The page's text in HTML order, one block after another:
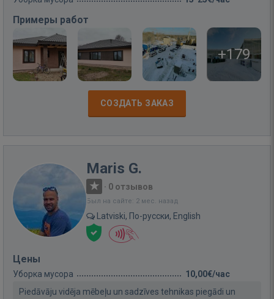
Примеры работ
+179
СОЗДАТЬ ЗАКАЗ
Maris G.
· 0 отзывов
Был на сайте: 2 мес. назад
Latviski, По-русски, English
Цены
Уборка мусора
10,00€/час
Piedāvāju vidēja mēbeļu un sadzīves tehnikas piegādi un